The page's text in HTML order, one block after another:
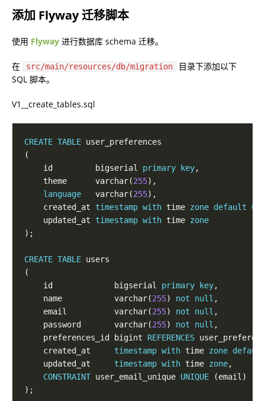
添加 Flyway 迁移脚本
使用 Flyway 进行数据库 schema 迁移。
在 src/main/resources/db/migration
目录下添加以下
SQL 脚本。
V1__create_tables.sql
CREATE TABLE
    id         bigserial
primary key
    theme      varchar(
255
language
   varchar(
255
    created_at
timestamp with time zone default
    updated_at
timestamp with time zone
CREATE TABLE
    id             bigserial
primary key
    name           varchar(
255) not null
    email          varchar(
255) not null
    password       varchar(
255) not null
    preferences_id bigint
REFERENCES
    created_at
timestamp with time zone default
    updated_at
timestamp with time zone
CONSTRAINT user_email_unique UNIQUE